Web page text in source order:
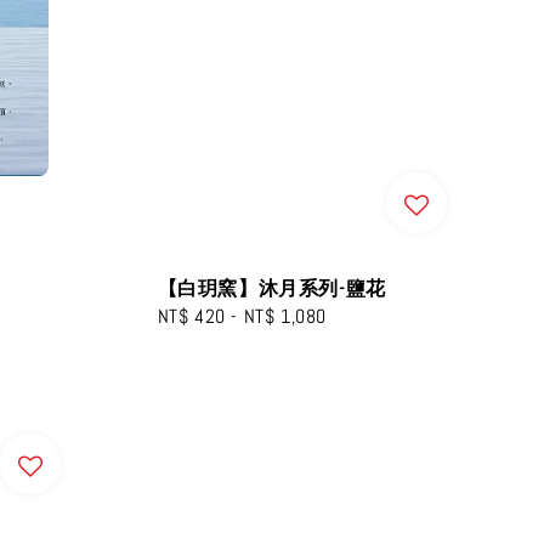
【白玥窯】沐月系列-鹽花
Regular
NT$ 420 - NT$ 1,080